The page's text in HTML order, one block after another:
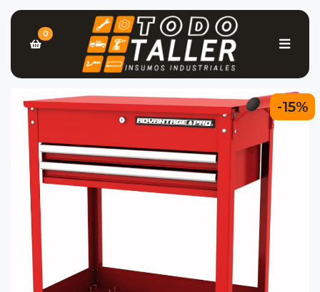
0
-15%